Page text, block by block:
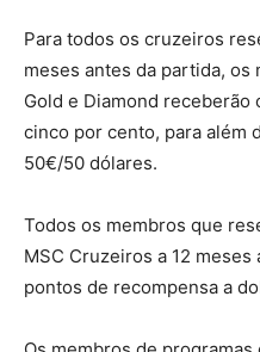
Para todos os cruzeiros
meses antes da partida,
Gold e Diamond receberão
cinco por cento, para além
50€/50 dólares.
Todos os membros que
MSC Cruzeiros a 12
pontos de recompensa a